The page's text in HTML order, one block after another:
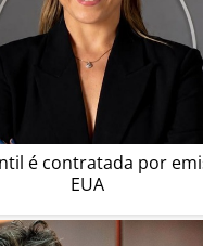
é contratada por
EUA